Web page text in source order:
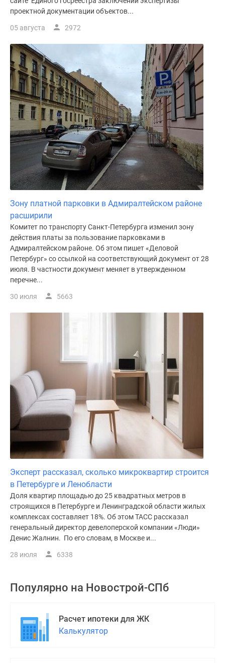
проектной документации объектов...
05 августа 2972
Зону платной парковки в Адмиралтейском районе
расширили
Комитет по транспорту Санкт-Петербурга изменил зону
действия платы за пользование парковками в
Адмиралтейском районе. Об этом пишет «Деловой
Петербург» со ссылкой на соответствующий документ от 28
июля. В частности документ меняет в утвержденном
перечне...
30 июля 5663
Эксперт рассказал, сколько микроквартир строится
в Петербурге и Ленобласти
Доля квартир площадью до 25 квадратных метров в
строящихся в Петербурге и Ленинградской области жилых
комплексах составляет 18%. Об этом ТАСС рассказал
генеральный директор девелоперской компании «Люди»
Денис Жалнин. По его словам, в Москве и...
28 июля 6338
Популярно на Новострой-СПб
Расчет ипотеки для ЖК
Калькулятор